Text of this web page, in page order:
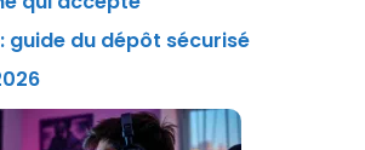
guide du dépôt sécurisé